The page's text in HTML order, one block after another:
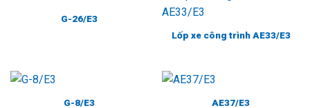
G-26/E3
Lốp xe công trình AE33/E3
G-8/E3 AE37/E3